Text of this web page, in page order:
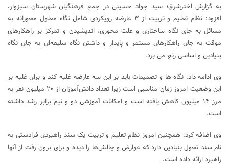
به گزارش اخترشرق؛ سید جواد حسینی در جمع فرهنگیان شهرستان سبزوار،
افزود: نظام تعلیم و تربیت از ۳ عارضه رویکردی شامل نگاه معلول محورانه به
مسائل به جای نگاه ساختاری و علت محوری، اندیشیدن و تمرکز بر راهکارهای
موقت به جای راهکارهای مستمر و پایدار و داشتن نگاه سلیقه‌ای به جای نگاه
بنیادین و اساسی رنج می برد.
وی ادامه داد: نگاه ها و تصمیمات باید بر این سه عارضه غلبه کند و برای غلبه بر
این وضعیت امروز زمان مناسبی است زیرا تعداد دانش‌آموزان از ۲۰ میلیون نفر به
مرز ۱۴ میلیون کاهش یافته است و امکانات آموزشی دو و نیم برابر رشد داشته
است.
وی اضافه کرد: همچنین امروز نظام تعلیم و تربیت یک سند راهبردی فرادستی به
نام سند تحول بنیادین دارد که عوارض و چالش‌ها را دیده و برای برون رفت از آنها
راهبرد ارائه داده است.